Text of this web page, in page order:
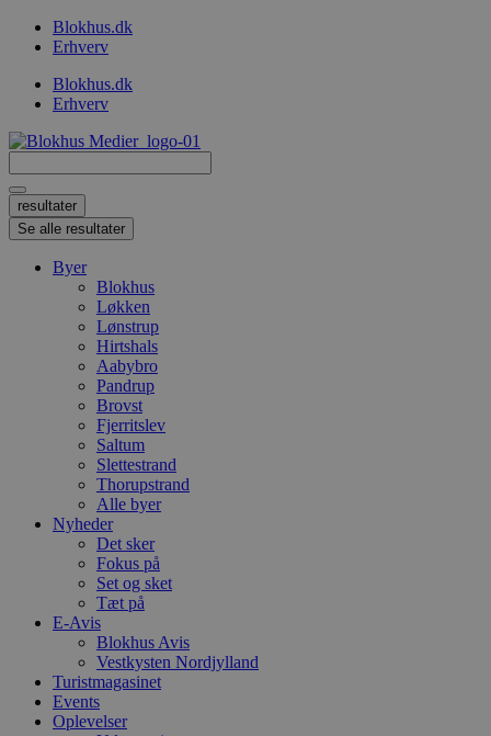
VidereBlokhus.dk
Erhverv
Blokhus.dk
Erhverv
...
resultater
Se alle resultater
Byer
Blokhus
Løkken
Lønstrup
Hirtshals
Aabybro
Pandrup
Brovst
Fjerritslev
Saltum
Slettestrand
Thorupstrand
Alle byer
Nyheder
Det sker
Fokus på
Set og sket
Tæt på
E-Avis
Blokhus Avis
Vestkysten Nordjylland
Turistmagasinet
Events
Oplevelser